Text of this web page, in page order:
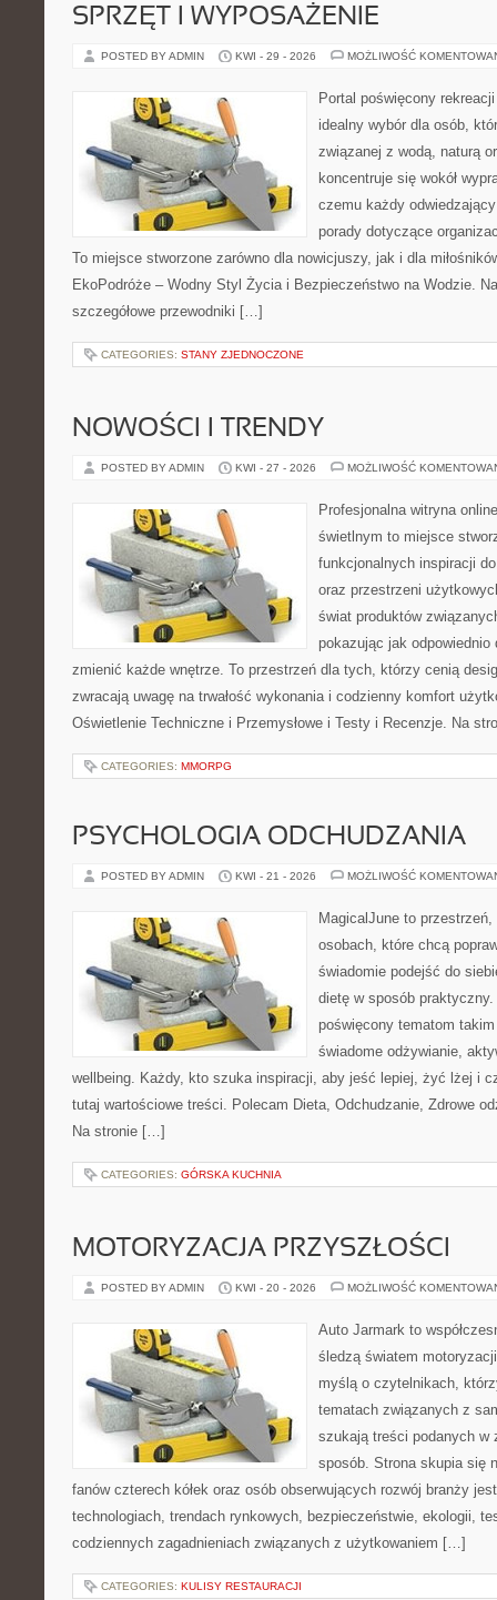
SPRZĘT I WYPOSAŻENIE
POSTED BY ADMIN KWI - 29 - 2026 MOŻLIWOŚĆ
Portal poświęcony
idealny wybór dla osób,
związanej z wodą, naturą
koncentruje się wokół
czemu każdy
porady dotyczące
To miejsce stworzone zarówno dla nowicjuszy, jak i dla
EkoPodróże – Wodny Styl Życia i Bezpieczeństwo na Wodzie.
szczegółowe przewodniki […]
CATEGORIES: STANY ZJEDNOCZONE
NOWOŚCI I TRENDY
POSTED BY ADMIN KWI - 27 - 2026 MOŻLIWOŚĆ
Profesjonalna witryna
świetlnym to miejsce
funkcjonalnych inspiracji
oraz przestrzeni
świat produktów
pokazując jak odpowiednio
zmienić każde wnętrze. To przestrzeń dla tych, którzy cenią
zwracają uwagę na trwałość wykonania i codzienny komfort
Oświetlenie Techniczne i Przemysłowe i Testy i Recenzje. Na
CATEGORIES: MMORPG
PSYCHOLOGIA ODCHUDZANIA
POSTED BY ADMIN KWI - 21 - 2026 MOŻLIWOŚĆ
MagicalJune to
osobach, które chcą
świadomie podejść do
dietę w sposób
poświęcony tematom
świadome odżywianie,
wellbeing. Każdy, kto szuka inspiracji, aby jeść lepiej, żyć lżej i
tutaj wartościowe treści. Polecam Dieta, Odchudzanie, Zdrowe
Na stronie […]
CATEGORIES: GÓRSKA KUCHNIA
MOTORYZACJA PRZYSZŁOŚCI
POSTED BY ADMIN KWI - 20 - 2026 MOŻLIWOŚĆ
Auto Jarmark to
śledzą światem
myślą o czytelnikach,
tematach związanych z
szukają treści podanych w
sposób. Strona skupia się
fanów czterech kółek oraz osób obserwujących rozwój branży
technologiach, trendach rynkowych, bezpieczeństwie, ekologii,
codziennych zagadnieniach związanych z użytkowaniem […]
CATEGORIES: KULISY RESTAURACJI